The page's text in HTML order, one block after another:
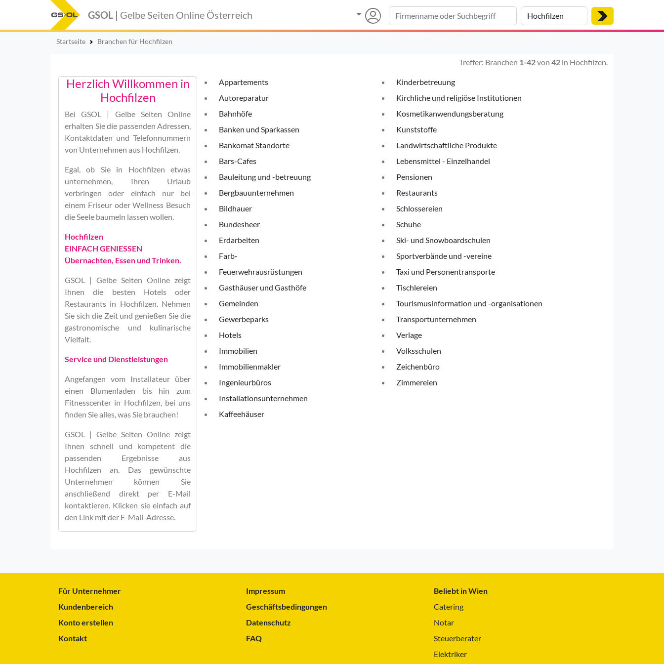
GSOL | Gelbe Seiten Online Österreich
Startseite Branchen für Hochfilzen
Treffer: Branchen 1-42von 42 in Hochfilzen.
Herzlich Willkommen in
Hochfilzen
BeiGSOL | Gelbe Seiten Online
erhalten Sie die passenden Adressen,
Kontaktdaten und Telefonnummern
von Unternehmen aus Hochfilzen.
Egal, ob Sie in Hochfilzen etwas
unternehmen, Ihren Urlaub
verbringen oder einfach nur bei
einem Friseur oder Wellness Besuch
die Seele baumeln lassen wollen.
Hochfilzen
EINFACH GENIESSEN
Übernachten, Essen und Trinken.
GSOL | Gelbe Seiten Online zeigt
Ihnen die besten Hotels oder
Restaurants in Hochfilzen. Nehmen
Sie sich die Zeit und genießen Sie die
gastronomische und kulinarische
Vielfalt.
Service und Dienstleistungen
Angefangen vom Installateur über
einen Blumenladen bis hin zum
Fitnesscenter in Hochfilzen, bei uns
finden Sie alles, was Sie brauchen!
GSOL | Gelbe Seiten Online zeigt
Ihnen schnell und kompetent die
passenden Ergebnisse aus
Hochfilzen an. Das gewünschte
Unternehmen können Sie
anschließend direkt per E-Mail
kontaktieren. Klicken sie einfach auf
den Link mit der E-Mail-Adresse.
Appartements
Autoreparatur
Bahnhöfe
Banken und Sparkassen
Bankomat Standorte
Bars-Cafes
Bauleitung und -betreuung
Bergbauunternehmen
Bildhauer
Bundesheer
Erdarbeiten
Farb-
Feuerwehrausrüstungen
Gasthäuser und Gasthöfe
Gemeinden
Gewerbeparks
Hotels
Immobilien
Immobilienmakler
Ingenieurbüros
Installationsunternehmen
Kaffeehäuser
Kinderbetreuung
Kirchliche und religiöse Institutionen
Kosmetikanwendungsberatung
Kunststoffe
Landwirtschaftliche Produkte
Lebensmittel - Einzelhandel
Pensionen
Restaurants
Schlossereien
Schuhe
Ski- und Snowboardschulen
Sportverbände und -vereine
Taxi und Personentransporte
Tischlereien
Tourismusinformation und -organisationen
Transportunternehmen
Verlage
Volksschulen
Zeichenbüro
Zimmereien
Für Unternehmer
Kundenbereich
Konto erstellen
Kontakt
Impressum
Geschäftsbedingungen
Datenschutz
FAQ
Beliebt in Wien
Catering
Notar
Steuerberater
Elektriker